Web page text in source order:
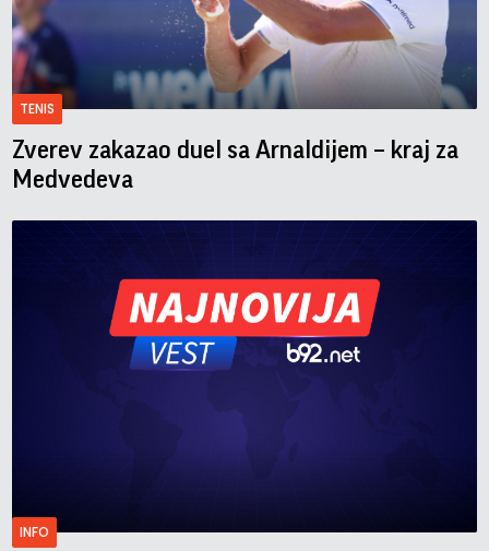
TENIS
Zverev zakazao duel sa Arnaldijem – kraj za
Medvedeva
INFO